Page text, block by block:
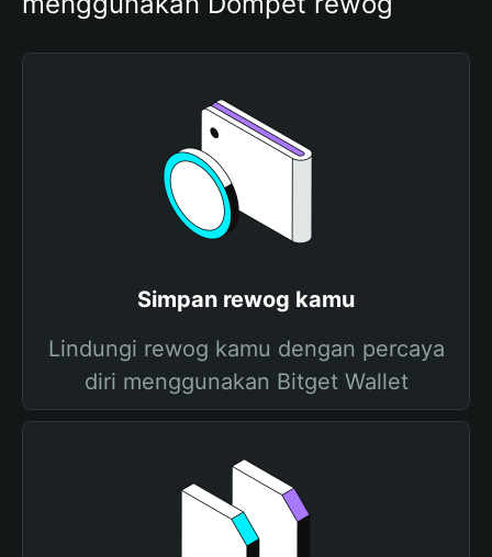
Simpan rewog kamu
Lindungi rewog kamu dengan percaya
diri menggunakan Bitget Wallet